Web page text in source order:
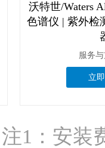
沃特世/Waters
色谱仪 | 紫外检
服务
立
注1：安装